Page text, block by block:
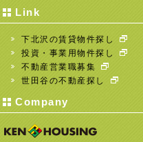
Link
下北沢の賃貸物件探し
投資・事業用物件探し
不動産営業職募集
世田谷の不動産探し
Company